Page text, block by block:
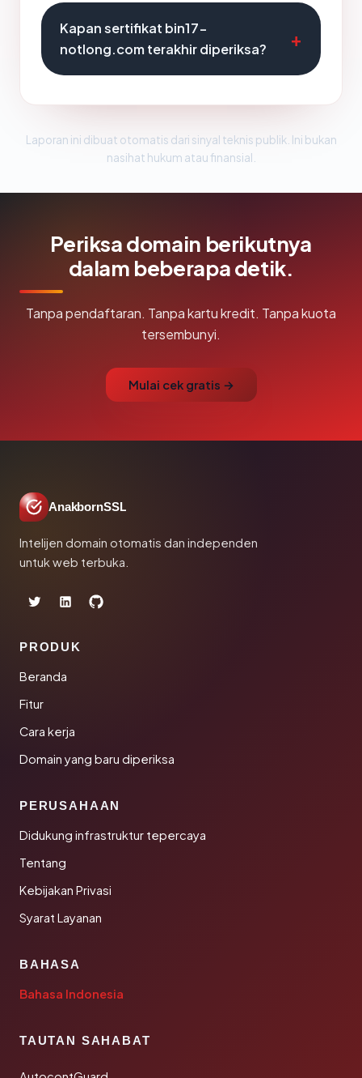
Kapan sertifikat bin17-
notlong.com terakhir diperiksa?
Laporan ini dibuat otomatis dari sinyal teknis publik. Ini bukan
nasihat hukum atau finansial.
Periksa domain berikutnya
dalam beberapa detik.
Tanpa pendaftaran. Tanpa kartu kredit. Tanpa kuota
tersembunyi.
Mulai cek gratis →
AnakbornSSL
Intelijen domain otomatis dan independen
untuk web terbuka.
PRODUK
Beranda
Fitur
Cara kerja
Domain yang baru diperiksa
PERUSAHAAN
Didukung infrastruktur tepercaya
Tentang
Kebijakan Privasi
Syarat Layanan
BAHASA
Bahasa Indonesia
TAUTAN SAHABAT